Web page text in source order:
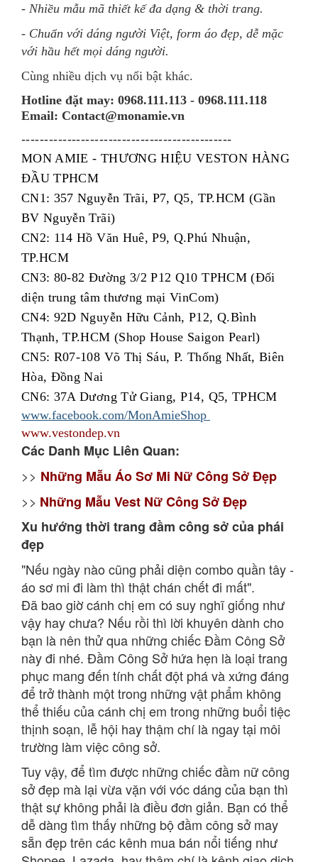
- Nhiều mẫu mã thiết kế đa dạng & thời trang.
- Chuẩn với dáng người Việt, form áo đẹp, dễ mặc
với hầu hết mọi dáng người.
Cùng nhiều dịch vụ nổi bật khác.
Hotline đặt may: 0968.111.113 - 0968.111.118
Email: Contact@monamie.vn
----------------------------------------------
MON AMIE - THƯƠNG HIỆU VESTON HÀNG
ĐẦU TPHCM
CN1: 357 Nguyễn Trãi, P7, Q5, TP.HCM (Gần
BV Nguyễn Trãi)
CN2: 114 Hồ Văn Huê, P9, Q.Phú Nhuận,
TP.HCM
CN3: 80-82 Đường 3/2 P12 Q10 TPHCM (Đối
diện trung tâm thương mại VinCom)
CN4: 92D Nguyễn Hữu Cảnh, P12, Q.Bình
Thạnh, TP.HCM (Shop House Saigon Pearl)
CN5: R07-108 Võ Thị Sáu, P. Thống Nhất, Biên
Hòa, Đồng Nai
CN6: 37A Dương Tử Giang, P14, Q5, TPHCM
www.facebook.com/MonAmieShop
www.vestondep.vn
Các Danh Mục Liên Quan:
>> Những Mẫu Áo Sơ Mi Nữ Công Sở Đẹp
>> Những Mẫu Vest Nữ Công Sở Đẹp
Xu hướng thời trang đầm công sở của phái
đẹp
"Nếu ngày nào cũng phải diện combo quần tây -
áo sơ mi đi làm thì thật chán chết đi mất".
Đã bao giờ cánh chị em có suy nghĩ giống như
vậy hay chưa? Nếu rồi thì lời khuyên dành cho
bạn là nên thử qua những chiếc Đầm Công Sở
này đi nhé. Đầm Công Sở hứa hẹn là loại trang
phục mang đến tính chất đột phá và xứng đáng
để trở thành một trong những vật phẩm không
thể thiếu của cánh chị em trong những buổi tiệc
thịnh soạn, lễ hội hay thậm chí là ngay tại môi
trường làm việc công sở.
Tuy vậy, để tìm được những chiếc đầm nữ công
sở đẹp mà lại vừa vặn với vóc dáng của bạn thì
thật sự không phải là điều đơn giản. Bạn có thể
dễ dàng tìm thấy những bộ đầm công sở may
sẵn đẹp trên các kênh mua bán nổi tiếng như